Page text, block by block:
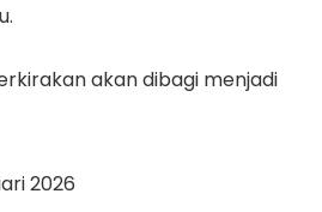
akan dibagi menjadi
2026